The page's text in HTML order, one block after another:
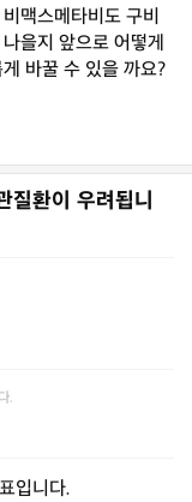
맥스메타비도 구비
을지 앞으로 어떻게
바꿀 수 있을 까요?
질환이 우려됩니
.
입니다.